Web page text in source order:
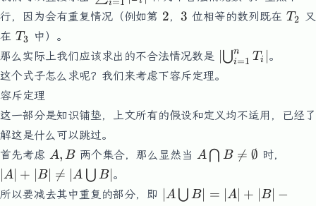
1}_m i
行，因为会有重复情况（例如第 2
2， 3
3 位相等的数列既在 T_2
T2
又
在 T_3
T3
中）。
那么实际上我们应该求出的不合法情况数是
⋃i=1
n Ti
。
这个式子怎么求呢？我们来考虑下容斥定理。
容斥定理
这一部分是知识铺垫，上文所有的假设和定义均不适用，已经了
解这是什么可以跳过。
首先考虑 A,B
A, B 两个集合，那么显然当A\bigcap
\emptyset
A ⋂ B 
= ∅ 时，
A + B∣ 
= ∣A ⋃ B∣ 。
所以要减去其中重复的部分，即 \left|
A ⋃ B = ∣A + B∣ −